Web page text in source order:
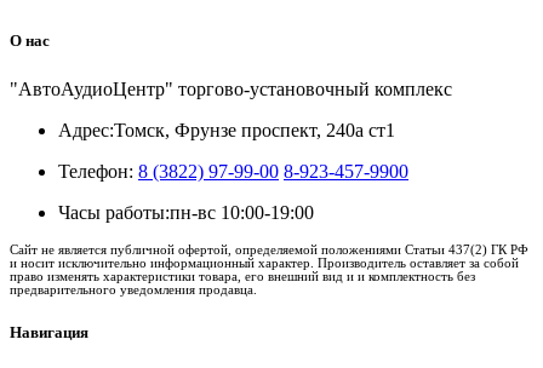
О нас
"АвтоАудиоЦентр" торгово-установочный комплекс
Адрес:Томск, Фрунзе проспект, 240а ст1
Телефон: 8 (3822) 97-99-00 8-923-457-9900
Часы работы:пн-вс 10:00-19:00
Сайт не является публичной офертой, определяемой положениями Статьи 437(2) ГК РФ
и носит исключительно информационный характер. Производитель оставляет за собой
право изменять характеристики товара, его внешний вид и и комплектность без
предварительного уведомления продавца.
Навигация